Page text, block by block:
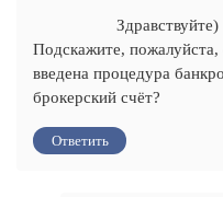
Здравствуйте)
Подскажите, пожалуйста,
введена процедура
брокерский счёт?
Ответить